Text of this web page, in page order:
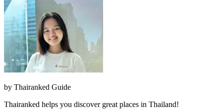
by Thairanked Guide
Thairanked helps you discover great places in Thailand!